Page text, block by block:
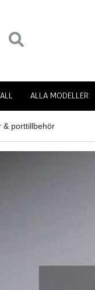
ALLA MODELLER
& porttillbehör